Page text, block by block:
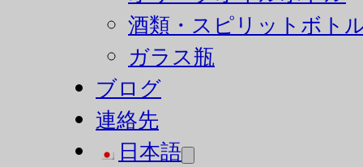
酒類・スピリットボト
ガラス瓶
ブログ
連絡先
日本語